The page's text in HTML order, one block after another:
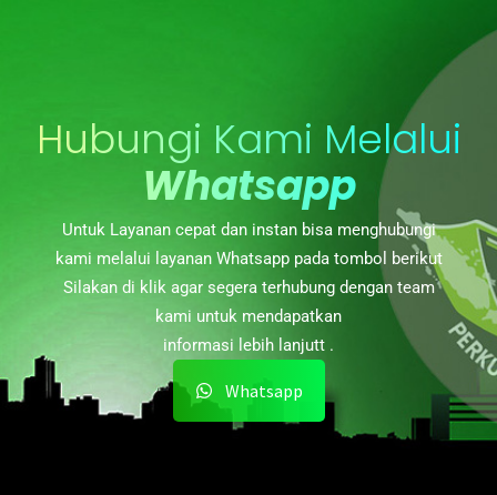
Hubungi Kami Melalui
Whatsapp
Untuk Layanan cepat dan instan bisa menghubungi
kami melalui layanan Whatsapp pada tombol berikut
Silakan di klik agar segera terhubung dengan team
kami untuk mendapatkan
informasi lebih lanjutt .
Whatsapp